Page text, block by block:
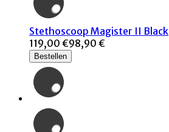
Stethoscoop Magister II Black
119,00 €98,90 €
Bestellen